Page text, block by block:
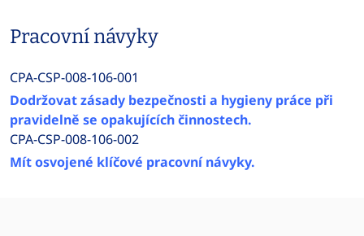
Pracovní návyky
CPA-CSP-008-106-001
Dodržovat zásady bezpečnosti a hygieny práce při
pravidelně se opakujících činnostech.
CPA-CSP-008-106-002
Mít osvojené klíčové pracovní návyky.